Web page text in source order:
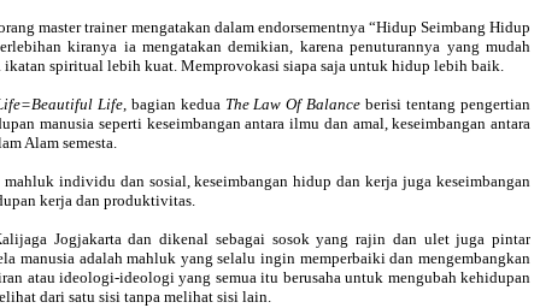
master trainer mengatakan dalam endorsementnya “Hidup Seimbang Hidup
kiranya ia mengatakan demikian, karena penuturannya yang mudah
spiritual lebih kuat. Memprovokasi siapa saja untuk hidup lebih baik.
Life, bagian kedua The Law Of Balance berisi tentang pengertian
manusia seperti keseimbangan antara ilmu dan amal, keseimbangan antara
Alam semesta.
individu dan sosial, keseimbangan hidup dan kerja juga keseimbangan
kerja dan produktivitas.
Jogjakarta dan dikenal sebagai sosok yang rajin dan ulet juga pintar
manusia adalah mahluk yang selalu ingin memperbaiki dan mengembangkan
atau ideologi-ideologi yang semua itu berusaha untuk mengubah kehidupan
dari satu sisi tanpa melihat sisi lain.